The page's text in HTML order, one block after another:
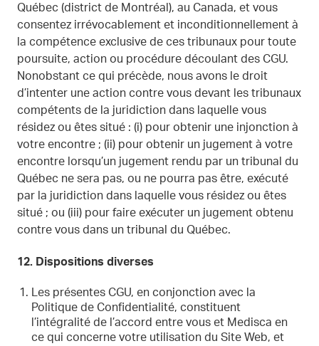
Québec (district de Montréal), au Canada, et vous
consentez irrévocablement et inconditionnellement à
la compétence exclusive de ces tribunaux pour toute
poursuite, action ou procédure découlant des CGU.
Nonobstant ce qui précède, nous avons le droit
d’intenter une action contre vous devant les tribunaux
compétents de la juridiction dans laquelle vous
résidez ou êtes situé : (i) pour obtenir une injonction à
votre encontre ; (ii) pour obtenir un jugement à votre
encontre lorsqu’un jugement rendu par un tribunal du
Québec ne sera pas, ou ne pourra pas être, exécuté
par la juridiction dans laquelle vous résidez ou êtes
situé ; ou (iii) pour faire exécuter un jugement obtenu
contre vous dans un tribunal du Québec.
12. Dispositions diverses
Les présentes CGU, en conjonction avec la
Politique de Confidentialité, constituent
l’intégralité de l’accord entre vous et Medisca en
ce qui concerne votre utilisation du Site Web, et